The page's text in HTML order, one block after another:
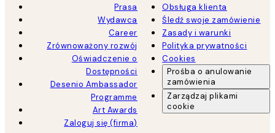
Prasa
Wydawca
Career
Zrównoważony rozwój
Oświadczenie o
Dostępności
Desenio Ambassador
Programme
Art Awards
Zaloguj się (firma)
Obsługa klienta
Śledź swoje zamówienie
Zasady i warunki
Polityka prywatności
Cookies
Prośba o anulowanie
zamówienia
Zarządzaj plikami
cookie